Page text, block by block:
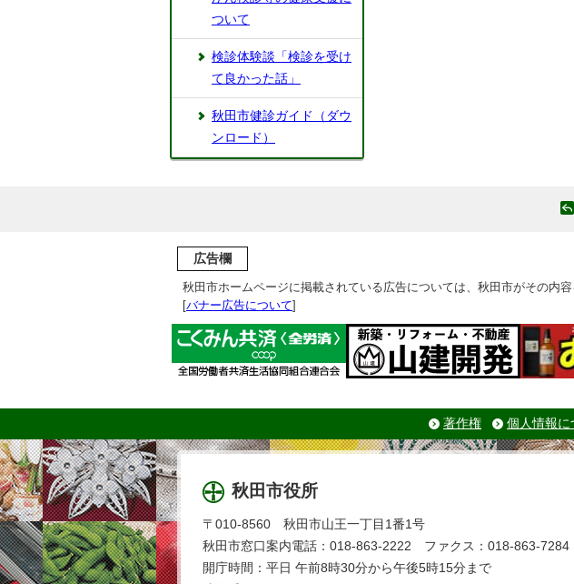
ついて
検診体験談「検診を受け
て良かった話」
秋田市健診ガイド（ダウ
ンロード）
広告欄
秋田市ホームページに掲載されている広告については、秋田市がその内容
[バナー広告について]
著作権 個人情報に
秋田市役所
〒010-8560 秋田市山王一丁目1番1号
秋田市窓口案内電話：018-863-2222 ファクス：018-863-7284
開庁時間：平日 午前8時30分から午後5時15分まで